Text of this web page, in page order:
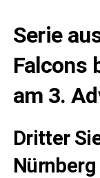
Serie
Falcons
am 3.
Dritter
Nürnberg